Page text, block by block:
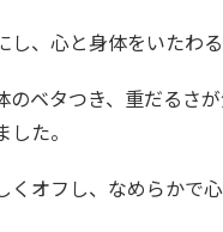
、心と身体をいたわる
のベタつき、重だるさ
た。
オフし、なめらかで心